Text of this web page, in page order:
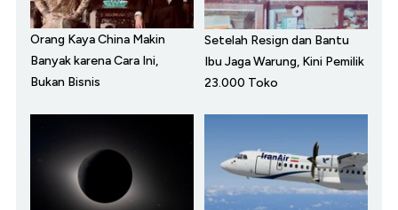
Orang Kaya China Makin
Banyak karena Cara Ini,
Bukan Bisnis
Setelah Resign dan Bantu
Ibu Jaga Warung, Kini Pemilik
23.000 Toko